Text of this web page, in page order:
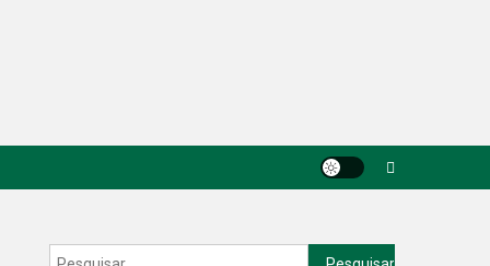
Pesquisar